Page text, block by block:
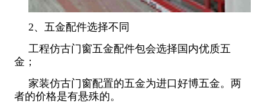
2、五金配件选择不同
工程仿古门窗五金配件包会选择国内优质五
金；
家装仿古门窗配置的五金为进口好博五金。两
者的价格是有悬殊的。